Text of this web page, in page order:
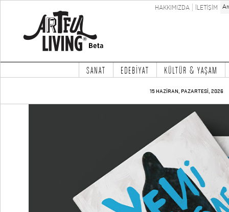
HAKKIMIZDA İLETİŞİM
SANAT EDEBİYAT KÜLTÜR & YAŞAM
15 HAZİRAN, PAZARTESİ, 2026